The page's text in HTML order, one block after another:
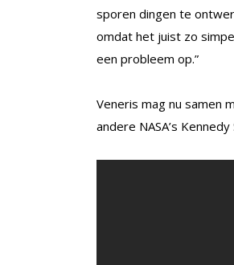
sporen dingen te
omdat het juist zo
een probleem op.”
Veneris mag nu samen
andere NASA’s